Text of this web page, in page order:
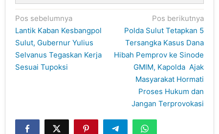
Navigasi
pos
Pos sebelumnya
Lantik Kaban Kesbangpol
Sulut, Gubernur Yulius
Selvanus Tegaskan Kerja
Sesuai Tupoksi
Pos berikutnya
Polda Sulut Tetapkan 5
Tersangka Kasus Dana
Hibah Pemprov ke Sinode
GMIM, Kapolda Ajak
Masyarakat Hormati
Proses Hukum dan
Jangan Terprovokasi